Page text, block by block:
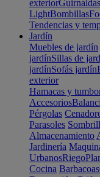
exteriorGuirnaldas
LightBombillas
Tendencias y
Jardín
Muebles de jardín
jardínSillas de
jardínSofás jardín
exterior
Hamacas y
Accesorios
Pérgolas
Parasoles
Almacenamiento
Jardinería
UrbanosRiego
Cocina Barbacoas